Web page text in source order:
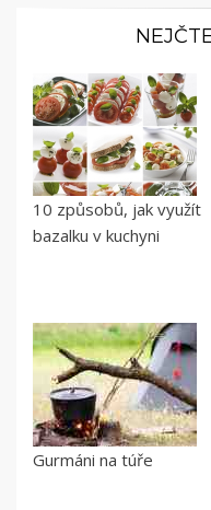
10 způsobů, jak využít
bazalku v kuchyni
Gurmáni na túře